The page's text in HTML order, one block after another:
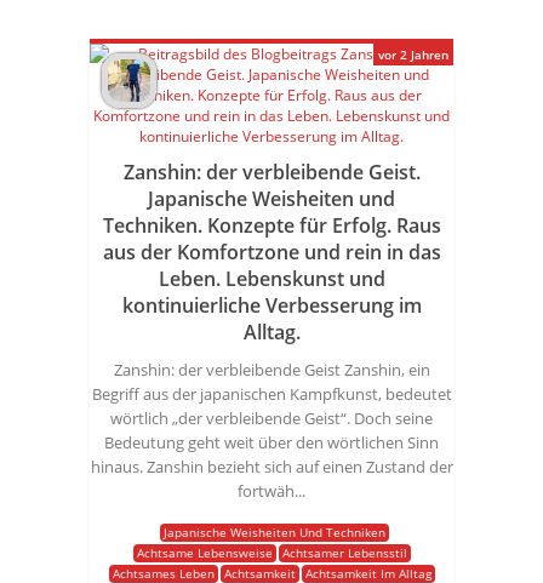
Zanshin: der verbleibende Geist.
Japanische Weisheiten und
Techniken. Konzepte für Erfolg. Raus
aus der Komfortzone und rein in das
Leben. Lebenskunst und
kontinuierliche Verbesserung im
Alltag.
Zanshin: der verbleibende Geist Zanshin, ein
Begriff aus der japanischen Kampfkunst, bedeutet
wörtlich „der verbleibende Geist“. Doch seine
Bedeutung geht weit über den wörtlichen Sinn
hinaus. Zanshin bezieht sich auf einen Zustand der
fortwäh...
Japanische Weisheiten Und Techniken
Achtsame Lebensweise
Achtsamer Lebensstil
Achtsames Leben
Achtsamkeit
Achtsamkeit Im Alltag
vor 2 Jahren